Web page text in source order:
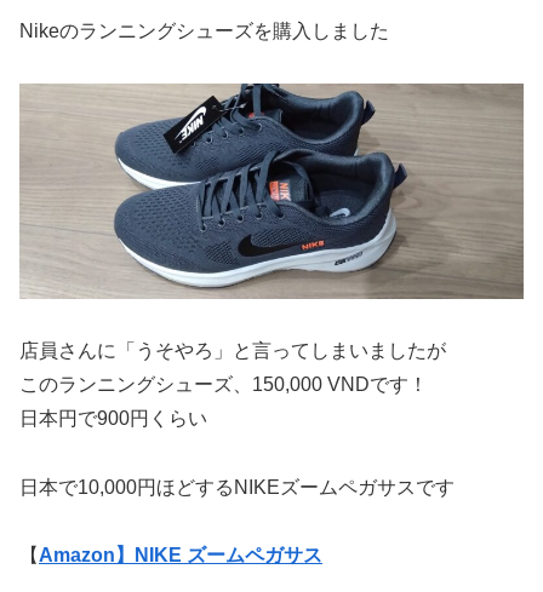
Nikeのランニングシューズを購入しました
店員さんに「うそやろ」と言ってしまいましたが
このランニングシューズ、150,000 VNDです！
日本円で900円くらい
日本で10,000円ほどするNIKEズームペガサスです
【 Amazon】NIKE ズームペガサス